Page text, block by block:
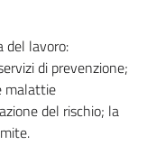
del lavoro:
di prevenzione;
malattie
del rischio; la